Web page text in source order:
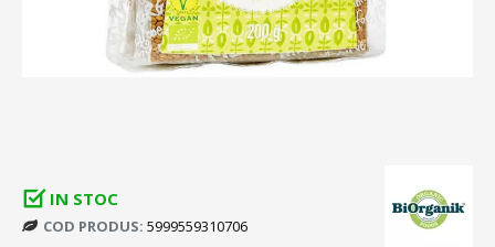
IN STOC
COD PRODUS: 5999559310706